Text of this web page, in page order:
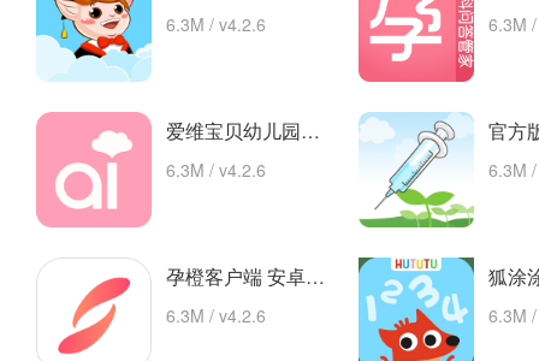
6.3M / v4.2.6 6.3M
爱维宝贝幼儿园管理平台 app下载
6.3M / v4.2.6 6.3M
孕橙客户端 安卓下载
6.3M / v4.2.6 6.3M